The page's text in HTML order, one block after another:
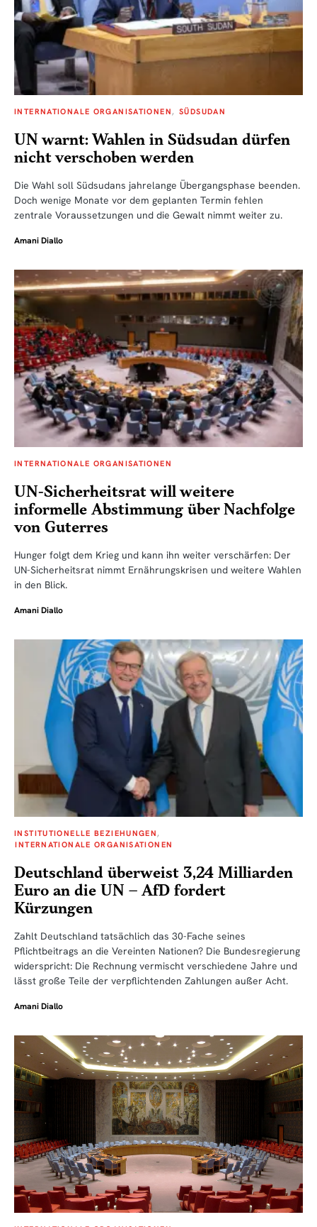
INTERNATIONALE ORGANISATIONEN SÜDSUDAN
UN warnt: Wahlen in Südsudan dürfen
nicht verschoben werden
Die Wahl soll Südsudans jahrelange Übergangsphase beenden.
Doch wenige Monate vor dem geplanten Termin fehlen
zentrale Voraussetzungen und die Gewalt nimmt weiter zu.
Amani Diallo
INTERNATIONALE ORGANISATIONEN
UN-Sicherheitsrat will weitere
informelle Abstimmung über Nachfolge
von Guterres
Hunger folgt dem Krieg und kann ihn weiter verschärfen: Der
UN-Sicherheitsrat nimmt Ernährungskrisen und weitere Wahlen
in den Blick.
Amani Diallo
INSTITUTIONELLE BEZIEHUNGEN
INTERNATIONALE ORGANISATIONEN
Deutschland überweist 3,24 Milliarden
Euro an die UN – AfD fordert
Kürzungen
Zahlt Deutschland tatsächlich das 30-Fache seines
Pflichtbeitrags an die Vereinten Nationen? Die Bundesregierung
widerspricht: Die Rechnung vermischt verschiedene Jahre und
lässt große Teile der verpflichtenden Zahlungen außer Acht.
Amani Diallo